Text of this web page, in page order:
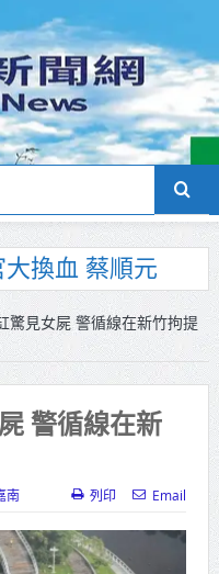
換血 蔡順元
8月31日補助
線動態測試
驚見女屍 警循線在新竹拘提
警循線在新
南 列印 Email